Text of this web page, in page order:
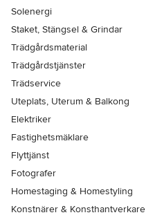
Solenergi
Staket, Stängsel & Grindar
Trädgårdsmaterial
Trädgårdstjänster
Trädservice
Uteplats, Uterum & Balkong
Elektriker
Fastighetsmäklare
Flyttjänst
Fotografer
Homestaging & Homestyling
Konstnärer & Konsthantverkare